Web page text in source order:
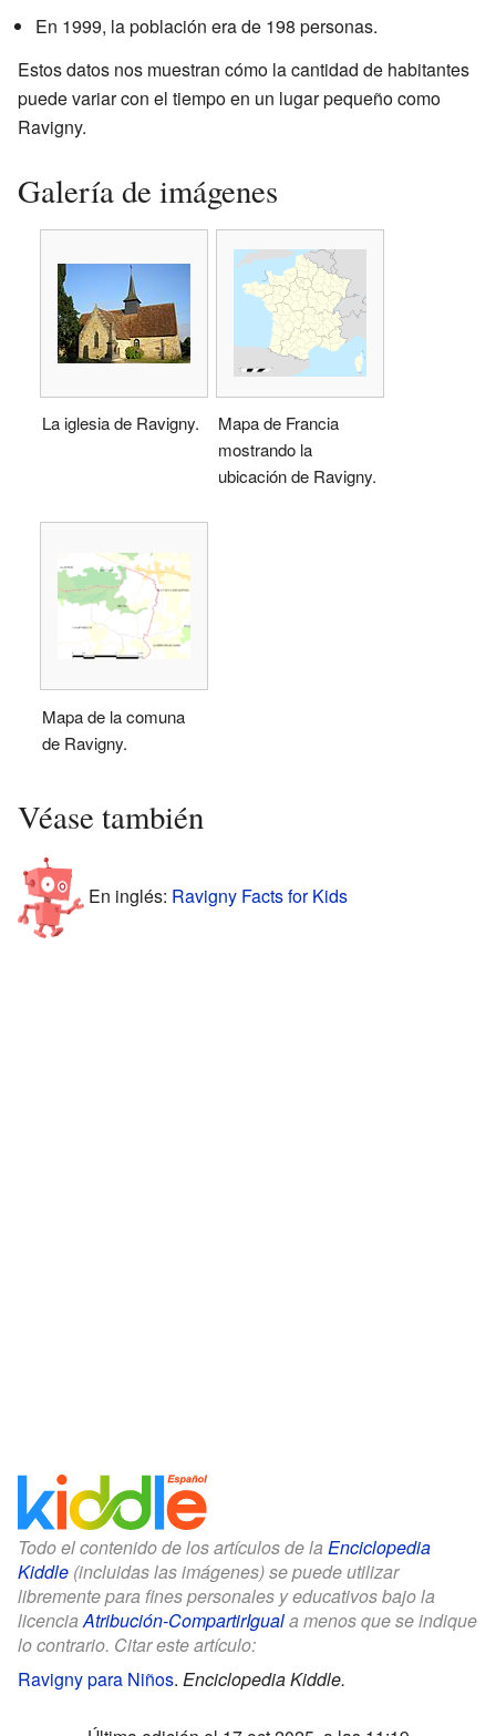
En 1999, la población era de 198 personas.
Estos datos nos muestran cómo la cantidad de habitantes
puede variar con el tiempo en un lugar pequeño como
Ravigny.
Galería de imágenes
La iglesia de Ravigny.
Mapa de Francia
mostrando la
ubicación de Ravigny.
Mapa de la comuna
de Ravigny.
Véase también
En inglés: Ravigny Facts for Kids
Todo el contenido de los artículos de la Enciclopedia
Kiddle (incluidas las imágenes) se puede utilizar
libremente para fines personales y educativos bajo la
licenciaAtribución-CompartirIguala menos que se indique
lo contrario. Citar este artículo:
Ravigny para Niños. Enciclopedia Kiddle.